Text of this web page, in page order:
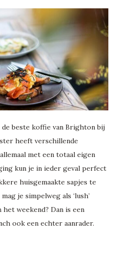
beste koffie van Brighton bij
heeft verschillende
met een totaal eigen
kun je in ieder geval perfect
huisgemaakte sapjes te
je simpelweg als ‘lush’
weekend? Dan is een
ook een echter aanrader.